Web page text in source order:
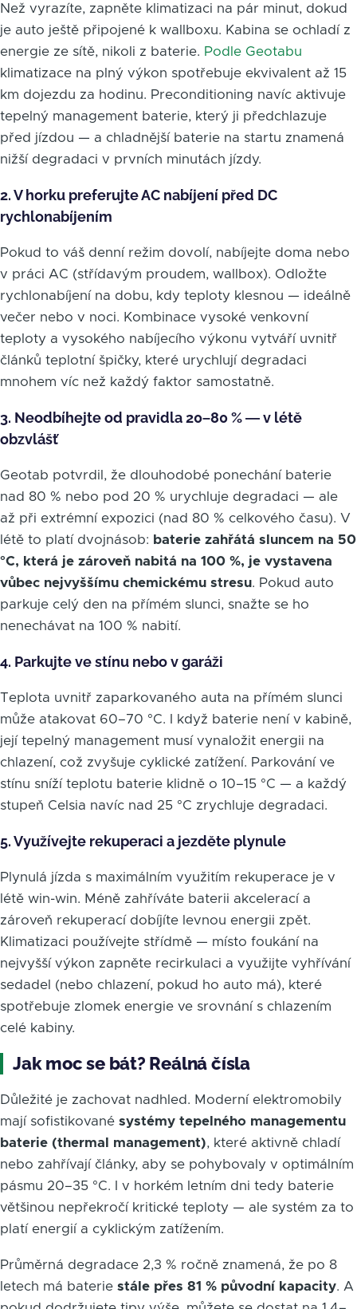
Než vyrazíte, zapněte klimatizaci na pár minut, dokud
je auto ještě připojené k wallboxu. Kabina se ochladí z
energie ze sítě, nikoli z baterie. Podle Geotabu
klimatizace na plný výkon spotřebuje ekvivalent až 15
km dojezdu za hodinu. Preconditioning navíc aktivuje
tepelný management baterie, který ji předchlazuje
před jízdou — a chladnější baterie na startu znamená
nižší degradaci v prvních minutách jízdy.
2. V horku preferujte AC nabíjení před DC
rychlonabíjením
Pokud to váš denní režim dovolí, nabíjejte doma nebo
v práci AC (střídavým proudem, wallbox). Odložte
rychlonabíjení na dobu, kdy teploty klesnou — ideálně
večer nebo v noci. Kombinace vysoké venkovní
teploty a vysokého nabíjecího výkonu vytváří uvnitř
článků teplotní špičky, které urychlují degradaci
mnohem víc než každý faktor samostatně.
3. Neodbíhejte od pravidla 20–80 % — v létě
obzvlášť
Geotab potvrdil, že dlouhodobé ponechání baterie
nad 80 % nebo pod 20 % urychluje degradaci — ale
až při extrémní expozici (nad 80 % celkového času). V
létě to platí dvojnásob: baterie zahřátá sluncem na 50
°C, která je zároveň nabitá na 100 %, je vystavena
vůbec nejvyššímu chemickému stresu. Pokud auto
parkuje celý den na přímém slunci, snažte se ho
nenechávat na 100 % nabití.
4. Parkujte ve stínu nebo v garáži
Teplota uvnitř zaparkovaného auta na přímém slunci
může atakovat 60–70 °C. I když baterie není v kabině,
její tepelný management musí vynaložit energii na
chlazení, což zvyšuje cyklické zatížení. Parkování ve
stínu sníží teplotu baterie klidně o 10–15 °C — a každý
stupeň Celsia navíc nad 25 °C zrychluje degradaci.
5. Využívejte rekuperaci a jezděte plynule
Plynulá jízda s maximálním využitím rekuperace je v
létě win-win. Méně zahříváte baterii akcelerací a
zároveň rekuperací dobíjíte levnou energii zpět.
Klimatizaci používejte střídmě — místo foukání na
nejvyšší výkon zapněte recirkulaci a využijte vyhřívání
sedadel (nebo chlazení, pokud ho auto má), které
spotřebuje zlomek energie ve srovnání s chlazením
celé kabiny.
Jak moc se bát? Reálná čísla
Důležité je zachovat nadhled. Moderní elektromobily
mají sofistikované systémy tepelného managementu
baterie (thermal management), které aktivně chladí
nebo zahřívají články, aby se pohybovaly v optimálním
pásmu 20–35 °C. I v horkém letním dni tedy baterie
většinou nepřekročí kritické teploty — ale systém za to
platí energií a cyklickým zatížením.
Průměrná degradace 2,3 % ročně znamená, že po 8
letech má baterie stále přes 81 % původní kapacity. A